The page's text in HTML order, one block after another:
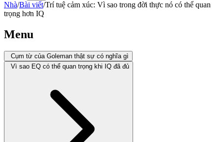
Nhà/Bài viết/Trí tuệ cảm xúc: Vì sao trong đời thực nó có thể quan
trọng hơn IQ
Menu
Cụm từ của Goleman thật sự có nghĩa gì
Vì sao EQ có thể quan trọng khi IQ đã đủ